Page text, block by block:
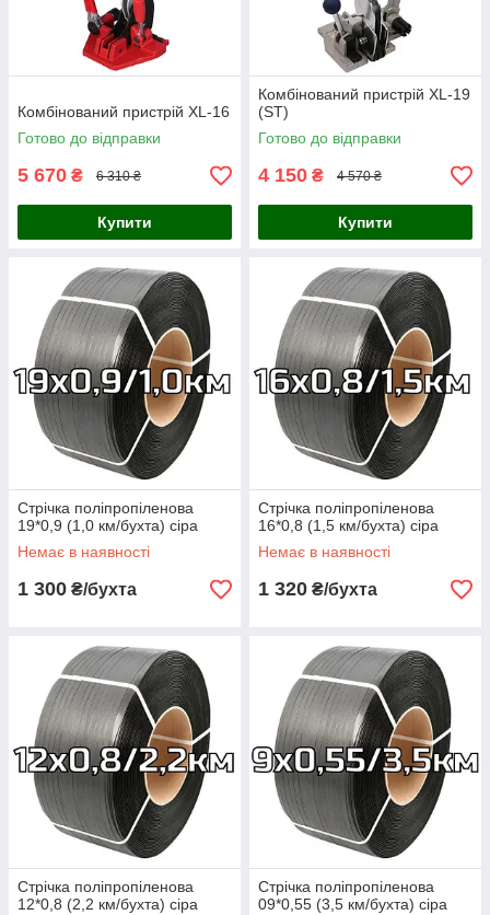
Комбінований пристрій XL-16
Готово до відправки
5 670 ₴ 6 310 ₴
Купити
Комбінований пристрій XL-19
(ST)
Готово до відправки
4 150 ₴ 4 570 ₴
Купити
Стрічка поліпропіленова
19*0,9 (1,0 км/бухта) сіра
Немає в наявності
1 300 ₴/бухта
Стрічка поліпропіленова
16*0,8 (1,5 км/бухта) сіра
Немає в наявності
1 320 ₴/бухта
Стрічка поліпропіленова
12*0,8 (2,2 км/бухта) сіра
Стрічка поліпропіленова
09*0,55 (3,5 км/бухта) сіра